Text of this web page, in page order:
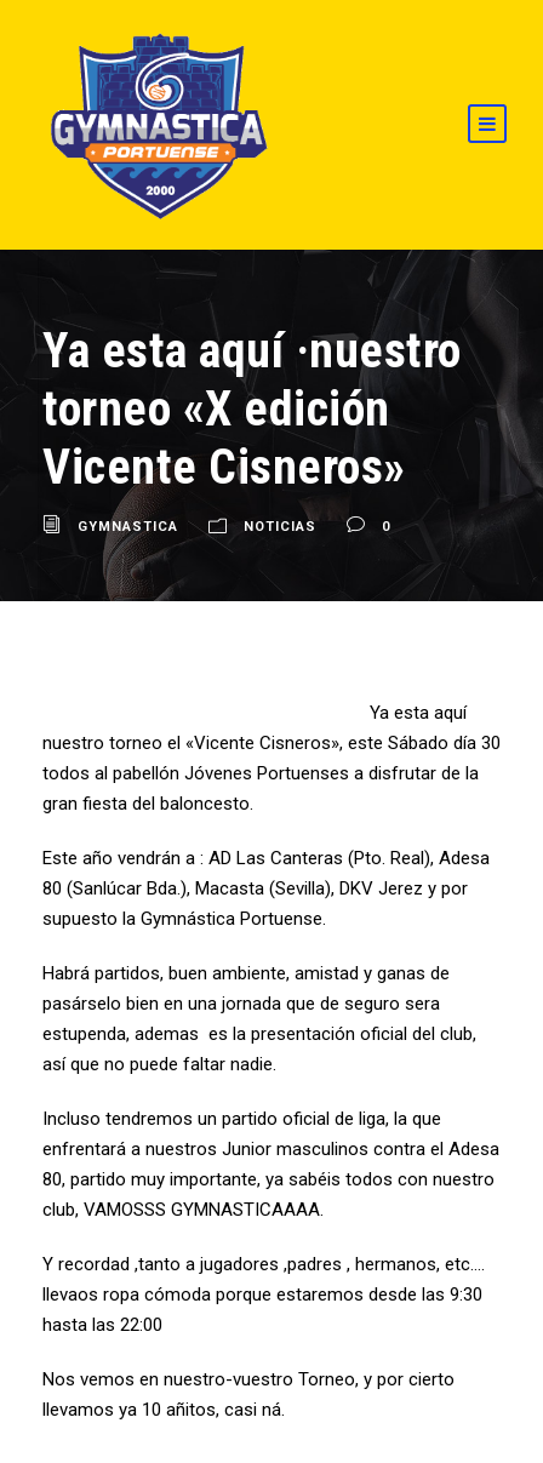
Ya esta aquí ·nuestro
torneo «X edición
Vicente Cisneros»
GYMNASTICA NOTICIAS 0
Ya esta aquí
nuestro torneo el «Vicente Cisneros», este Sábado día 30
todos al pabellón Jóvenes Portuenses a disfrutar de la
gran fiesta del baloncesto.
Este año vendrán a : AD Las Canteras (Pto. Real), Adesa
80 (Sanlúcar Bda.), Macasta (Sevilla), DKV Jerez y por
supuesto la Gymnástica Portuense.
Habrá partidos, buen ambiente, amistad y ganas de
pasárselo bien en una jornada que de seguro sera
estupenda, ademas es la presentación oficial del club,
así que no puede faltar nadie.
Incluso tendremos un partido oficial de liga, la que
enfrentará a nuestros Junior masculinos contra el Adesa
80, partido muy importante, ya sabéis todos con nuestro
club, VAMOSSS GYMNASTICAAAA.
Y recordad ,tanto a jugadores ,padres , hermanos, etc….
llevaos ropa cómoda porque estaremos desde las 9:30
hasta las 22:00
Nos vemos en nuestro-vuestro Torneo, y por cierto
llevamos ya 10 añitos, casi ná.